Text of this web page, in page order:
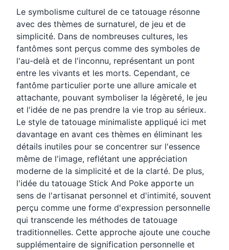
Le symbolisme culturel de ce tatouage résonne
avec des thèmes de surnaturel, de jeu et de
simplicité. Dans de nombreuses cultures, les
fantômes sont perçus comme des symboles de
l'au-delà et de l'inconnu, représentant un pont
entre les vivants et les morts. Cependant, ce
fantôme particulier porte une allure amicale et
attachante, pouvant symboliser la légèreté, le jeu
et l'idée de ne pas prendre la vie trop au sérieux.
Le style de tatouage minimaliste appliqué ici met
davantage en avant ces thèmes en éliminant les
détails inutiles pour se concentrer sur l'essence
même de l'image, reflétant une appréciation
moderne de la simplicité et de la clarté. De plus,
l'idée du tatouage Stick And Poke apporte un
sens de l'artisanat personnel et d'intimité, souvent
perçu comme une forme d'expression personnelle
qui transcende les méthodes de tatouage
traditionnelles. Cette approche ajoute une couche
supplémentaire de signification personnelle et